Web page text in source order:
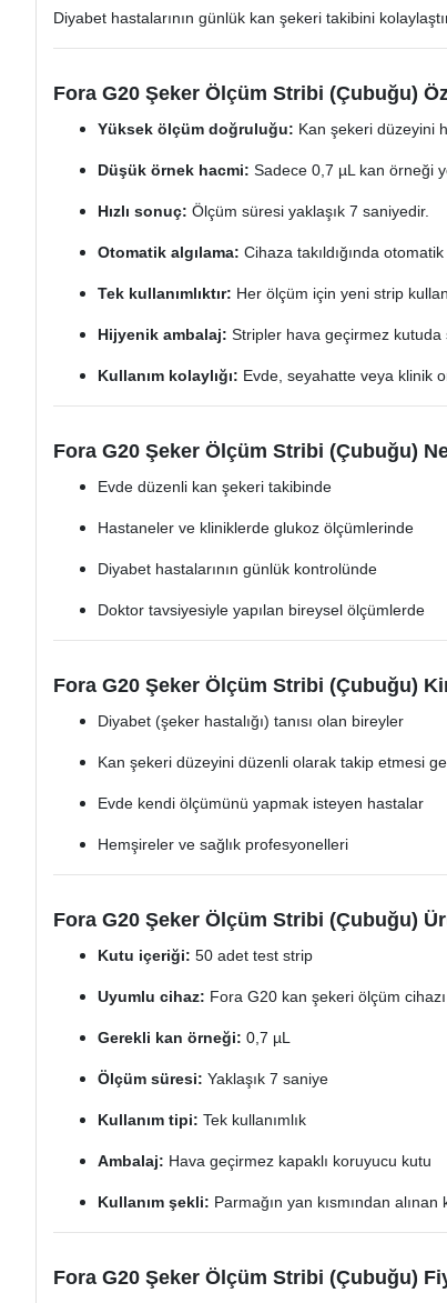
Diyabet hastalarının günlük kan şekeri takibini
Fora G20 Şeker Ölçüm Stribi (Çubuğu)
Yüksek ölçüm doğruluğu: Kan şekeri düzeyini
Düşük örnek hacmi: Sadece 0,7 µL kan örneği
Hızlı sonuç: Ölçüm süresi yaklaşık 7 saniyedir.
Otomatik algılama: Cihaza takıldığında otomatik
Tek kullanımlıktır: Her ölçüm için yeni strip
Hijyenik ambalaj: Stripler hava geçirmez kutuda
Kullanım kolaylığı: Evde, seyahatte veya klinik
Fora G20 Şeker Ölçüm Stribi (Çubuğu)
Evde düzenli kan şekeri takibinde
Hastaneler ve kliniklerde glukoz ölçümlerinde
Diyabet hastalarının günlük kontrolünde
Doktor tavsiyesiyle yapılan bireysel ölçümlerde
Fora G20 Şeker Ölçüm Stribi (Çubuğu)
Diyabet (şeker hastalığı) tanısı olan bireyler
Kan şekeri düzeyini düzenli olarak takip etmesi
Evde kendi ölçümünü yapmak isteyen hastalar
Hemşireler ve sağlık profesyonelleri
Fora G20 Şeker Ölçüm Stribi (Çubuğu)
Kutu içeriği: 50 adet test strip
Uyumlu cihaz: Fora G20 kan şekeri ölçüm cihazı
Gerekli kan örneği: 0,7 µL
Ölçüm süresi: Yaklaşık 7 saniye
Kullanım tipi: Tek kullanımlık
Ambalaj: Hava geçirmez kapaklı koruyucu kutu
Kullanım şekli: Parmağın yan kısmından
Fora G20 Şeker Ölçüm Stribi (Çubuğu)